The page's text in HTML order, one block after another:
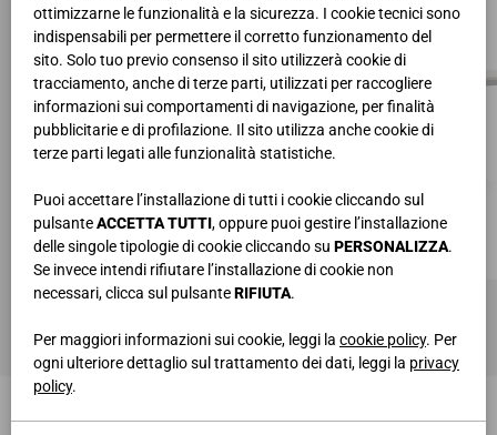
ottimizzarne le funzionalità e la sicurezza. I cookie tecnici sono
indispensabili per permettere il corretto funzionamento del
sito. Solo tuo previo consenso il sito utilizzerà cookie di
tracciamento, anche di terze parti, utilizzati per raccogliere
informazioni sui comportamenti di navigazione, per finalità
pubblicitarie e di profilazione. Il sito utilizza anche cookie di
terze parti legati alle funzionalità statistiche.
Puoi accettare l’installazione di tutti i cookie cliccando sul
pulsanteACCETTA TUTTI, oppure puoi gestire l’installazione
delle singole tipologie di cookie cliccando su PERSONALIZZA.
Se invece intendi rifiutare l’installazione di cookie non
necessari, clicca sul pulsanteRIFIUTA.
Per maggiori informazioni sui cookie, leggi la cookie policy. Per
ogni ulteriore dettaglio sul trattamento dei dati, leggi la privacy
policy.
TAVOLO ALLUNGABILE EXTRA ART. 8192